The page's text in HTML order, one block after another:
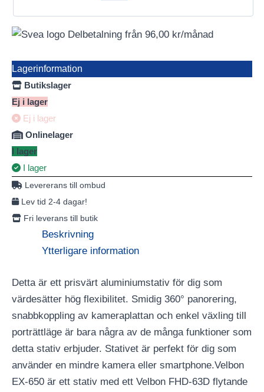
Delbetalning från 96,00 kr/månad
Lagerinformation
Butikslager
Ej i lager
Ej i lager
Onlinelager
I lager
I lager
Levererans till ombud
Lev tid 2-4 dagar!
Fri leverans till butik
Beskrivning
Ytterligare information
Detta är ett prisvärt aluminiumstativ för dig som
värdesätter hög flexibilitet. Smidig 360° panorering,
snabbkoppling av kameraplattan och enkel växling till
porträttläge är bara några av de många funktioner som
detta stativ erbjuder. Stativet är perfekt för dig som
använder en mindre kamera eller smartphone.Velbon
EX-650 är ett stativ med ett Velbon FHD-63D flytande